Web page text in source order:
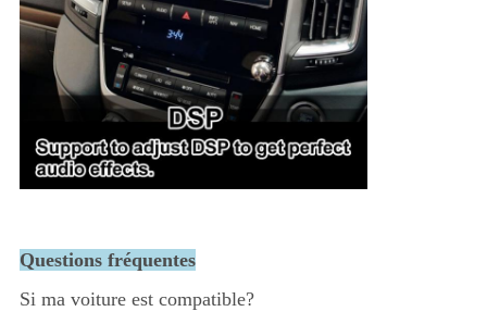
Questions fréquentes
Si ma voiture est compatible?